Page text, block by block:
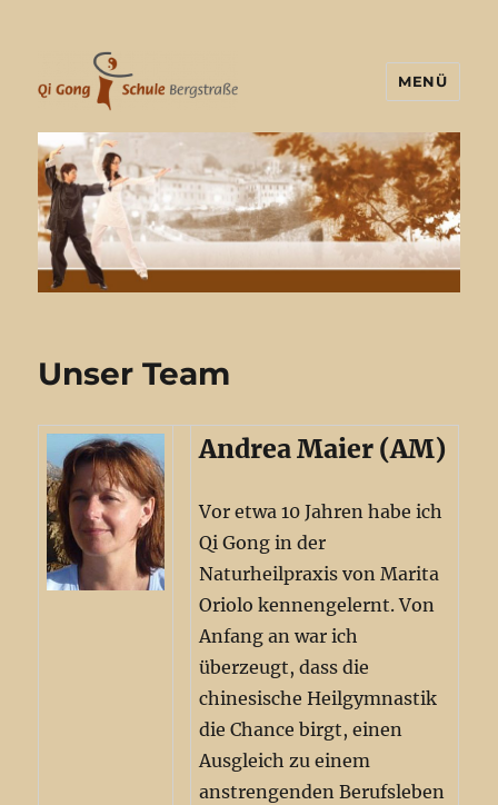
MENÜ
Unser Team
Andrea Maier (AM)
Vor etwa 10 Jahren habe ich
Qi Gong in der
Naturheilpraxis von Marita
Oriolo kennengelernt. Von
Anfang an war ich
überzeugt, dass die
chinesische Heilgymnastik
die Chance birgt, einen
Ausgleich zu einem
anstrengenden Berufsleben